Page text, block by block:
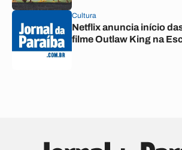
Cultura
Netflix anuncia início
filme Outlaw King na